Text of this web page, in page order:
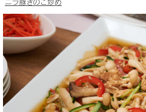
ニラ豚きのこ炒め